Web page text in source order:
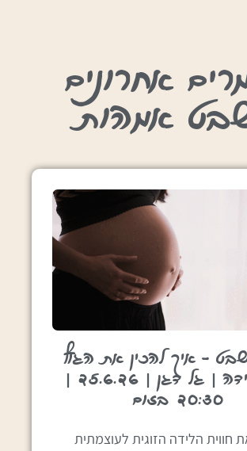
אחרונים
אמהות
– איך להכין את הגוף
שלך ללידה | גל דגן | 25.6.26 |
20:30 בזום
חווית הלידה הזוגית לעוצמתית